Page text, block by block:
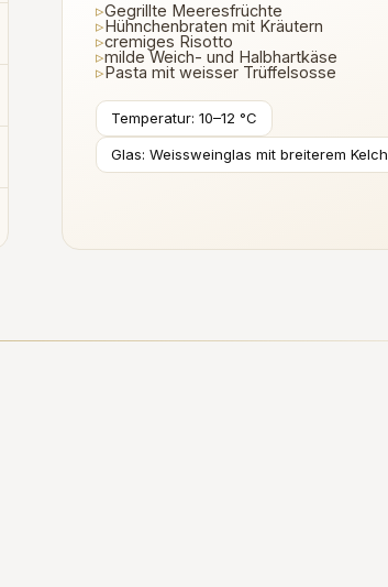
▹Gegrillte Meeresfrüchte
▹Hühnchenbraten mit Kräutern
▹cremiges Risotto
▹milde Weich- und Halbhartkäse
▹Pasta mit weisser Trüffelsosse
Temperatur: 10–12 °C
Glas: Weissweinglas mit breiterem Kelch